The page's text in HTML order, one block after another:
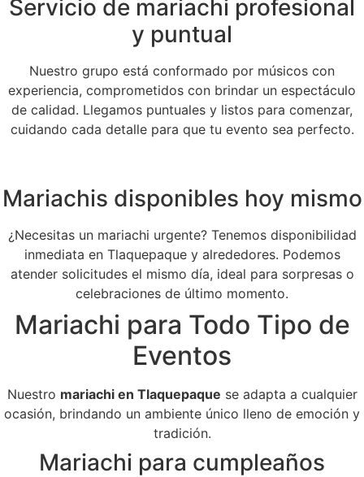
Servicio de mariachi profesional
y puntual
Nuestro grupo está conformado por músicos con
experiencia, comprometidos con brindar un espectáculo
de calidad. Llegamos puntuales y listos para comenzar,
cuidando cada detalle para que tu evento sea perfecto.
Mariachis disponibles hoy mismo
¿Necesitas un mariachi urgente? Tenemos disponibilidad
inmediata en Tlaquepaque y alrededores. Podemos
atender solicitudes el mismo día, ideal para sorpresas o
celebraciones de último momento.
Mariachi para Todo Tipo de
Eventos
Nuestro mariachi en Tlaquepaque se adapta a cualquier
ocasión, brindando un ambiente único lleno de emoción y
tradición.
Mariachi para cumpleaños